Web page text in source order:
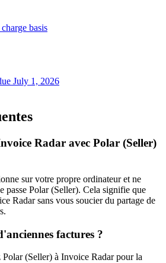
basis
July 1, 2026
Radar avec Polar (Seller)
sur votre propre ordinateur et ne
passe Polar (Seller). Cela signifie que
Radar sans vous soucier du partage de
factures ?
(Seller) à Invoice Radar pour la